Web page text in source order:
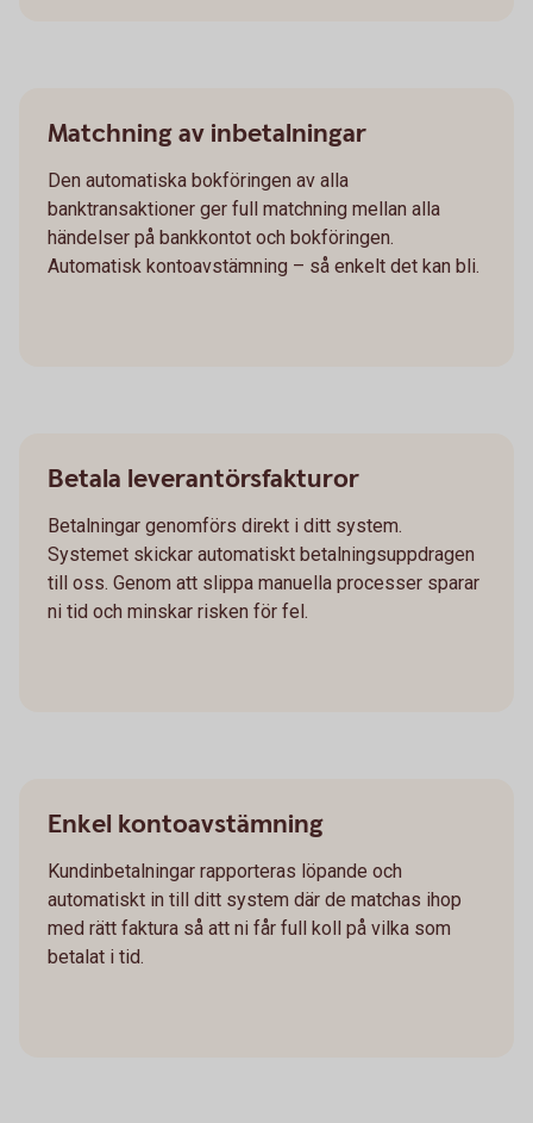
Matchning av inbetalningar
Den automatiska bokföringen av alla
banktransaktioner ger full matchning mellan alla
händelser på bankkontot och bokföringen.
Automatisk kontoavstämning – så enkelt det kan bli.
Betala leverantörsfakturor
Betalningar genomförs direkt i ditt system.
Systemet skickar automatiskt betalningsuppdragen
till oss. Genom att slippa manuella processer sparar
ni tid och minskar risken för fel.
Enkel kontoavstämning
Kundinbetalningar rapporteras löpande och
automatiskt in till ditt system där de matchas ihop
med rätt faktura så att ni får full koll på vilka som
betalat i tid.